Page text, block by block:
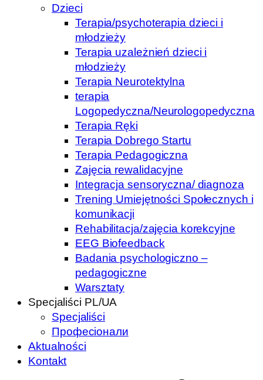
Dzieci
Terapia/psychoterapia dzieci i
młodzieży
Terapia uzależnień dzieci i
młodzieży
Terapia Neurotektylna
terapia
Logopedyczna/Neurologopedyczna
Terapia Ręki
Terapia Dobrego Startu
Terapia Pedagogiczna
Zajęcia rewalidacyjne
Integracja sensoryczna/ diagnoza
Trening Umiejętności Społecznych i
komunikacji
Rehabilitacja/zajęcia korekcyjne
EEG Biofeedback
Badania psychologiczno –
pedagogiczne
Warsztaty
Specjaliści PL/UA
Specjaliści
Професіонали
Aktualności
Kontakt